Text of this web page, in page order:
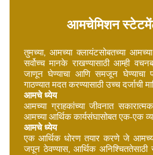
आमचेमिशन
तुमच्या, आमच्या क्लायंटसोबतच्या
सर्वोच्च मानके राखण्यासाठी आम्ही
जाणून घेण्याचा आणि समजून घेण्याचा
गाठण्यात मदत करण्यासाठी उच्च दर्जाची
आमचे ध्येय
आमच्या ग्राहकांच्या जीवनात
आमच्या आर्थिक कार्यसंघासोबत एक-एक
आमचे ध्येय
एक आर्थिक धोरण तयार करणे जे
जपून ठेवण्यास, आर्थिक